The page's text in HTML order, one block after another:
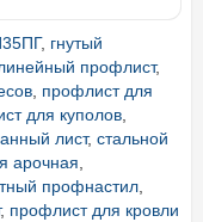
, гнутый
профлист,
, профлист для
для куполов,
лист, стальной
арочная,
профнастил,
, профлист для кровли